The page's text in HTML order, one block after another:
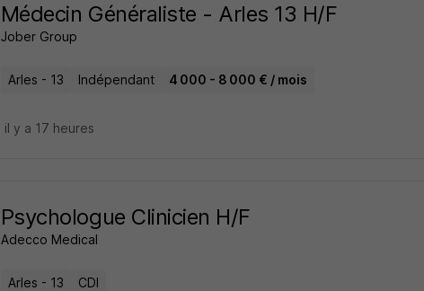
Médecin Généraliste - Arles 13 H/F
Jober Group
Arles - 13 Indépendant 4 000 - 8 000 € / mois
il y a 17 heures
Psychologue Clinicien H/F
Adecco Medical
Arles - 13 CDI